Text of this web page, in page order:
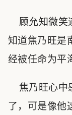
顾允知微笑
知道焦乃旺是
经被任命为平
焦乃旺心中
了，可是像他